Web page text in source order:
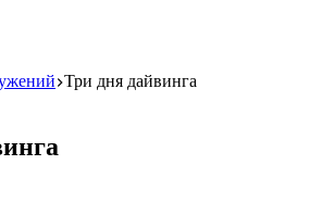
Три дня дайвинга